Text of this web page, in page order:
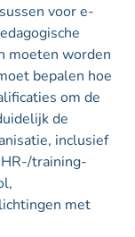
voor e-
moeten worden
bepalen hoe
om de
de
inclusief
training-
met